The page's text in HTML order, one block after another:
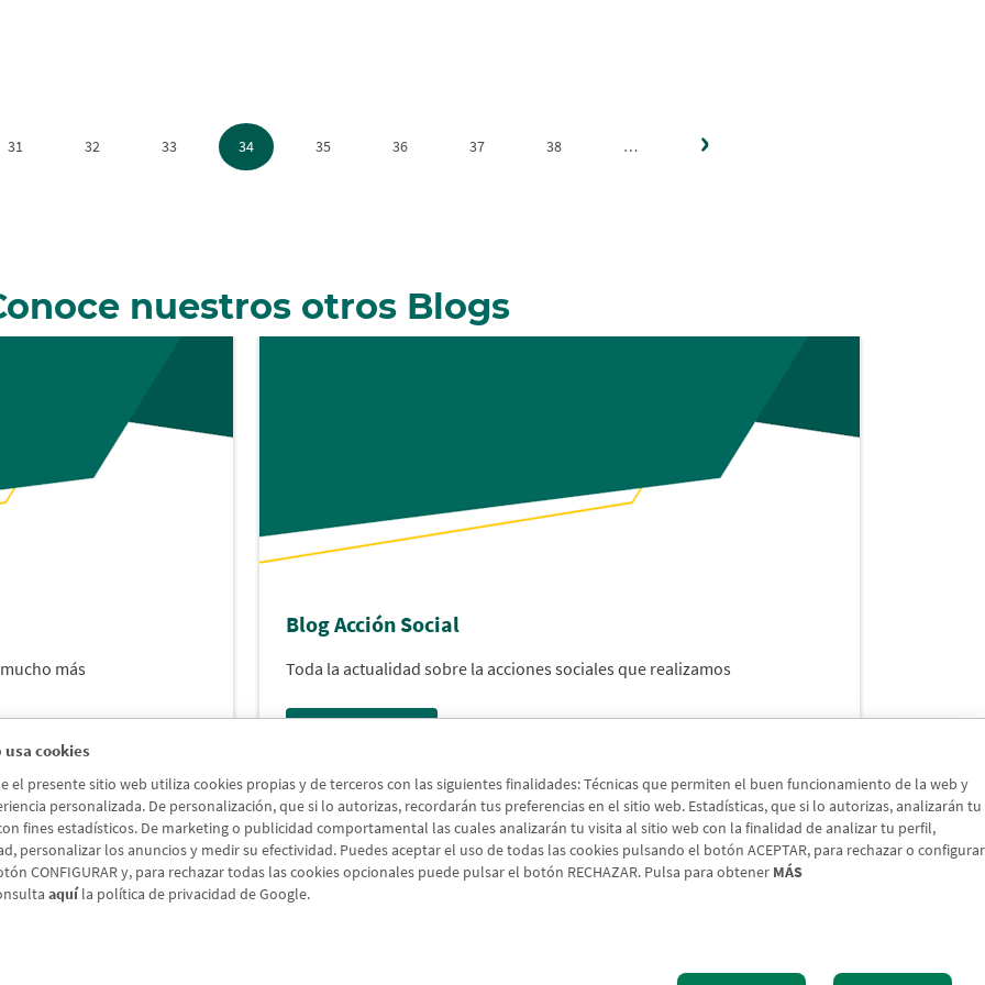
cookies
el presente sitio web utiliza cookies propias y de terceros con las siguientes finalidades: Técnicas que permiten el buen funcionamiento de la web y
personalizada. De personalización, que si lo autorizas, recordarán tus preferencias en el sitio web. Estadísticas, que si lo autorizas, analizarán tu
fines estadísticos. De marketing o publicidad comportamental las cuales analizarán tu visita al sitio web con la finalidad de analizar tu perfil,
personalizar los anuncios y medir su efectividad. Puedes aceptar el uso de todas las cookies pulsando el botón ACEPTAR, para rechazar o configurar
CONFIGURAR y, para rechazar todas las cookies opcionales puede pulsar el botón RECHAZAR. Pulsa para obtener MÁS
aquíla política de privacidad de Google.
31 32 33 34 35 36 37 38 … ›
nuestros otros Blogs
más
Blog Acción Social
Toda la actualidad sobre la acciones sociales que realizamos